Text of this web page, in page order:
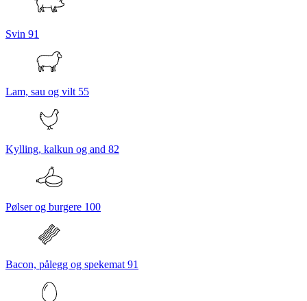
Svin 91
Lam, sau og vilt 55
Kylling, kalkun og and 82
Pølser og burgere 100
Bacon, pålegg og spekemat 91